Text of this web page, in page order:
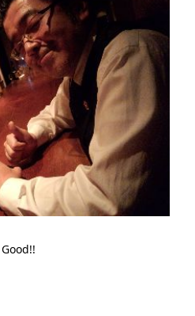
Good!!